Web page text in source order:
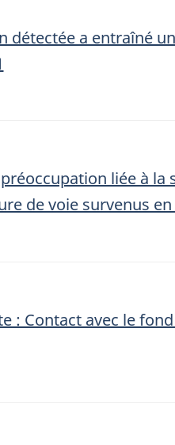
détectée a entraîné
liée à
de voie survenus
: Contact avec le